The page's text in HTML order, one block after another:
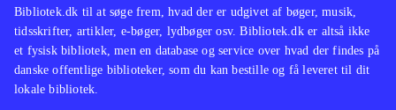
Bibliotek.dk til at søge frem, hvad der er udgivet af bøger, musik,
tidsskrifter, artikler, e-bøger, lydbøger osv. Bibliotek.dk er altså ikke
et fysisk bibliotek, men en database og service over hvad der findes på
danske offentlige biblioteker, som du kan bestille og få leveret til dit
lokale bibliotek.